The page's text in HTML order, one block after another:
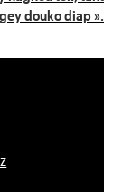
douko diap ».